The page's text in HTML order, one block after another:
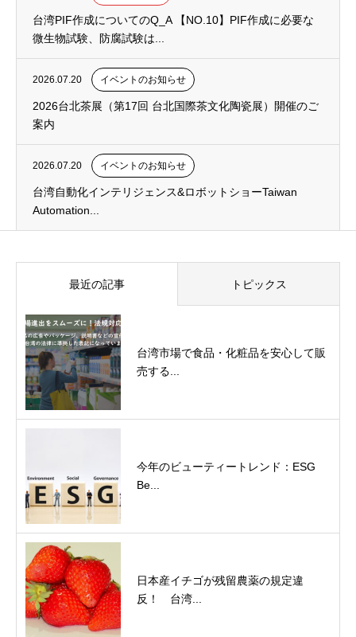
台湾PIF作成についてのQ_A 【NO.10】PIF作成に必要な
微生物試験、防腐試験は...
2026.07.20 イベントのお知らせ
2026台北茶展（第17回 台北国際茶文化陶瓷展）開催のご
案内
2026.07.20 イベントのお知らせ
台湾自動化インテリジェンス&ロボットショーTaiwan
Automation...
最近の記事 トピックス
台湾市場で食品・化粧品を安心して販
売する...
今年のビューティートレンド：ESG
Be...
日本産イチゴが残留農薬の規定違
反！ 台湾...